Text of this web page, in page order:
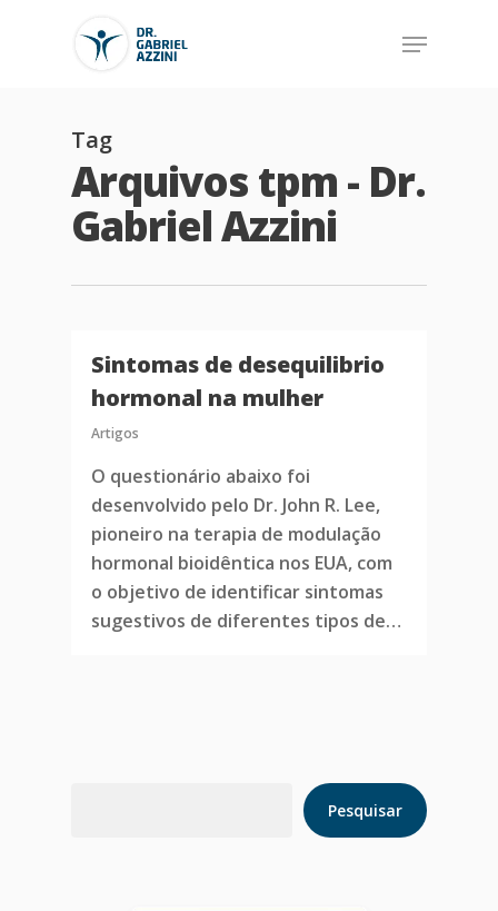
Tag
Arquivos tpm - Dr.
Gabriel Azzini
Sintomas de desequilibrio
hormonal na mulher
Artigos
O questionário abaixo foi
desenvolvido pelo Dr. John R. Lee,
pioneiro na terapia de modulação
hormonal bioidêntica nos EUA, com
o objetivo de identificar sintomas
sugestivos de diferentes tipos de…
Pesquisar